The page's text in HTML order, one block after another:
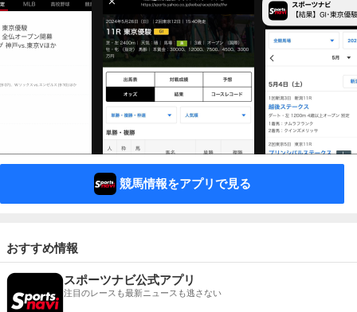
競馬情報をアプリで見る
おすすめ情報
スポーツナビ公式アプリ
注目のレースも最新ニュースも逃さない